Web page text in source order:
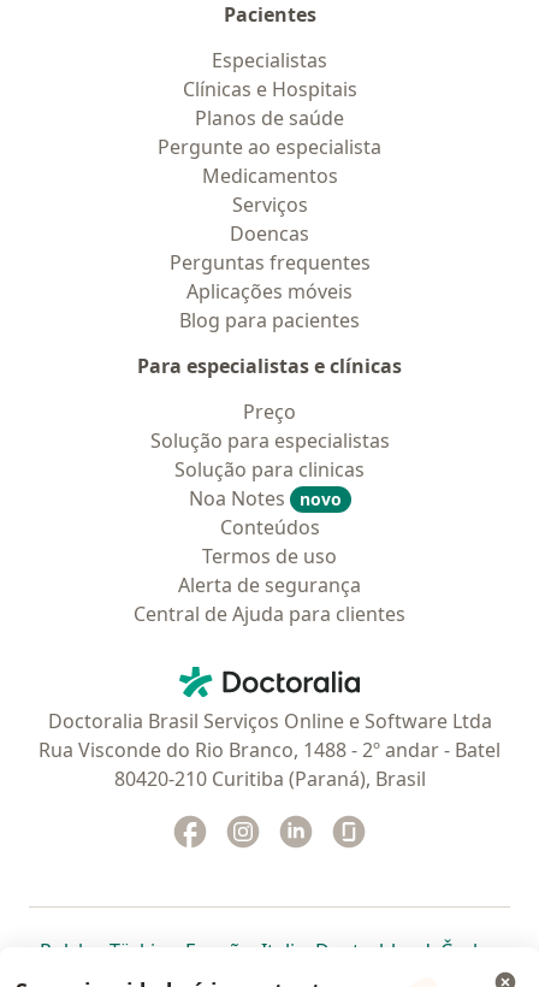
Pacientes
Especialistas
Clínicas e Hospitais
Planos de saúde
Pergunte ao especialista
Medicamentos
Serviços
Doencas
Perguntas frequentes
Aplicações móveis
Blog para pacientes
Para especialistas e clínicas
Preço
Solução para especialistas
Solução para clinicas
Noa Notes
novo
Conteúdos
Termos de uso
Alerta de segurança
Central de Ajuda para clientes
Doctoralia - Homepage
Doctoralia Brasil Serviços Online e Software Ltda
Rua Visconde do Rio Branco, 1488 - 2º andar - Batel
80420-210 Curitiba (Paraná), Brasil
Facebook
abre num novo separador
Instagram
abre num novo separador
Linkedin
abre num novo
Polska abre num novo separador
Türkiye abre num novo separador
España abre num novo separador
Italia abre num novo
Deutschlandabre num
Česko
Portugal abre num novo separador
, México abre num novo separador
, abre num novo separador
Brasil abre num novoabre num
abre